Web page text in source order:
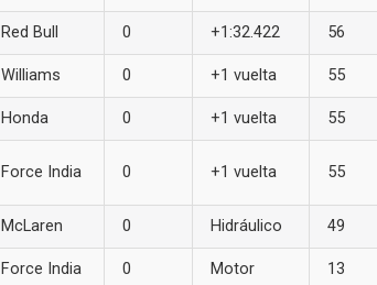
Red Bull 0 +1:32.422 56
Williams 0 +1 vuelta 55
Honda 0 +1 vuelta 55
Force India 0 +1 vuelta 55
McLaren 0 Hidráulico 49
Force India 0 Motor 13